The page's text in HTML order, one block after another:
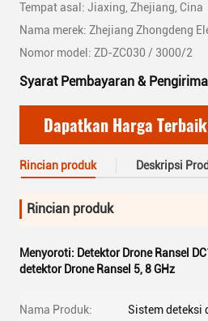
Tempat asal: Jiaxing, Zhejiang, Cina
Nama merek: Zhejiang Zhongdeng
Nomor model: ZD-ZC030 / 3000/2
Syarat Pembayaran &
Dapatkan Harga Terbaik
Rincian produk Deskripsi
Rincian produk
Menyoroti: Detektor Drone Ransel
detektor Drone Ransel 5,8 GHz
Nama Produk: Sistem deteksi